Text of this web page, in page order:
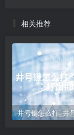
相关推荐